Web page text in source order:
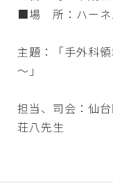
■場 所：ハーネ
主題：「手外科
～」
担当、司会：仙
荘八先生